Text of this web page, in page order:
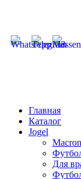
Главная
Каталог
Jogel
Macron
Для